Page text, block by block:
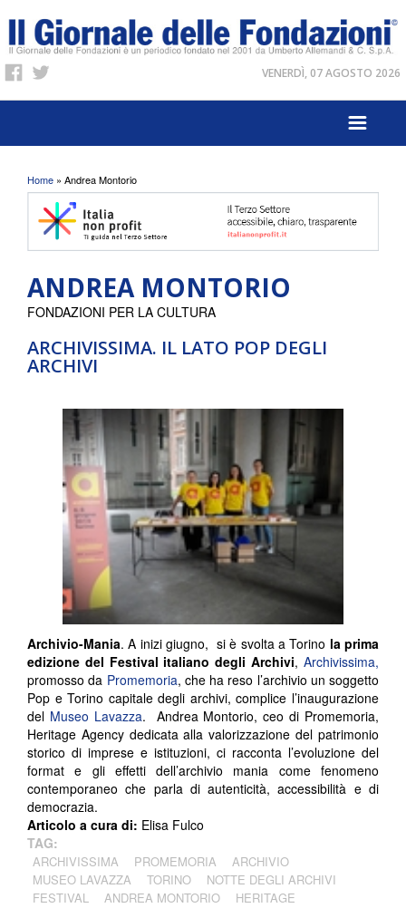
VENERDÌ, 07 AGOSTO 2026
Tu sei qui
Home » Andrea Montorio
ANDREA MONTORIO
ARCHIVISSIMA. IL LATO POP DEGLI
ARCHIVI
FONDAZIONI PER LA CULTURA
Archivio-Mania. A inizi giugno, si è svolta a Torino la prima
edizione del Festival italiano degli Archivi,Archivissima,
promosso da Promemoria, che ha reso l’archivio un soggetto
Pop e Torino capitale degli archivi, complice l’inaugurazione
del Museo Lavazza. Andrea Montorio, ceo di Promemoria,
Heritage Agency dedicata alla valorizzazione del patrimonio
storico di imprese e istituzioni, ci racconta l’evoluzione del
format e gli effetti dell’archivio mania come fenomeno
contemporaneo che parla di autenticità, accessibilità e di
democrazia.
Articolo a cura di: Elisa Fulco
TAG:
ARCHIVISSIMA PROMEMORIA
ARCHIVIO
MUSEO LAVAZZA
TORINO
NOTTE DEGLI ARCHIVI
FESTIVAL
ANDREA MONTORIO HERITAGE